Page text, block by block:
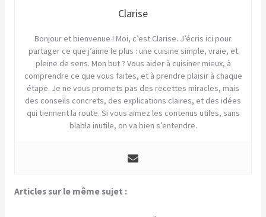
Clarise
Bonjour et bienvenue ! Moi, c’est Clarise. J’écris ici pour
partager ce que j’aime le plus : une cuisine simple, vraie, et
pleine de sens. Mon but ? Vous aider à cuisiner mieux, à
comprendre ce que vous faites, et à prendre plaisir à chaque
étape. Je ne vous promets pas des recettes miracles, mais
des conseils concrets, des explications claires, et des idées
qui tiennent la route. Si vous aimez les contenus utiles, sans
blabla inutile, on va bien s’entendre.
Articles sur le même sujet :